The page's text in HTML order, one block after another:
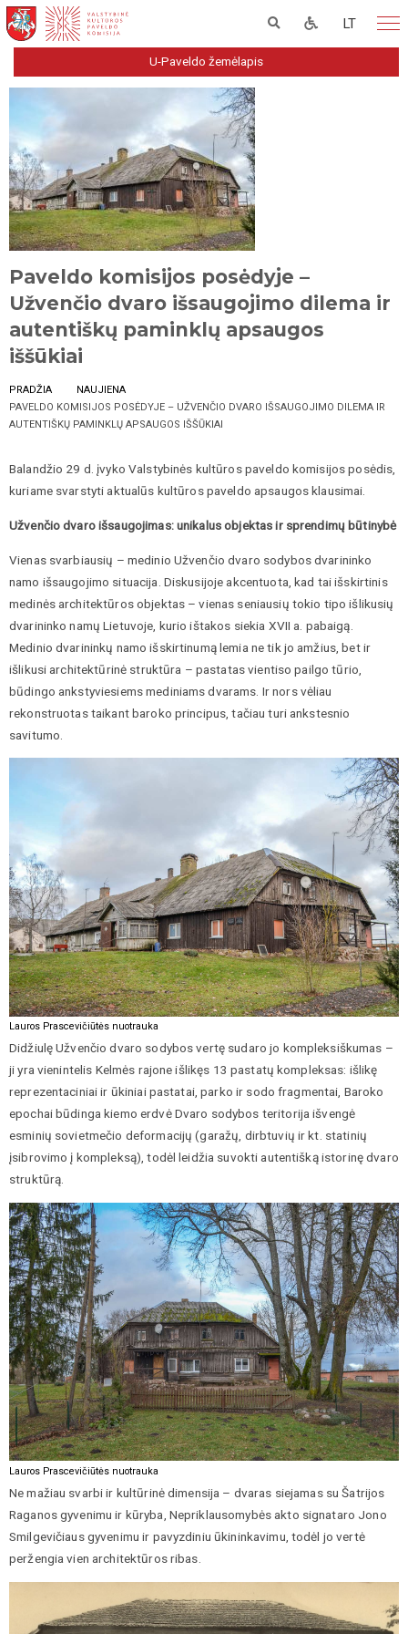
LT
U-Paveldo žemėlapis
Paveldo komisijos posėdyje –
Užvenčio dvaro išsaugojimo dilema ir
autentiškų paminklų apsaugos
iššūkiai
PRADŽIA
NAUJIENA
PAVELDO KOMISIJOS POSĖDYJE – UŽVENČIO DVARO IŠSAUGOJIMO DILEMA IR
AUTENTIŠKŲ PAMINKLŲ APSAUGOS IŠŠŪKIAI
Balandžio 29 d. įvyko Valstybinės kultūros paveldo komisijos posėdis,
kuriame svarstyti aktualūs kultūros paveldo apsaugos klausimai.
Užvenčio dvaro išsaugojimas: unikalus objektas ir sprendimų būtinybė
Vienas svarbiausių – medinio Užvenčio dvaro sodybos dvarininko
namo išsaugojimo situacija. Diskusijoje akcentuota, kad tai išskirtinis
medinės architektūros objektas – vienas seniausių tokio tipo išlikusių
dvarininko namų Lietuvoje, kurio ištakos siekia XVII a. pabaigą.
Medinio dvarininkų namo išskirtinumą lemia ne tik jo amžius, bet ir
išlikusi architektūrinė struktūra – pastatas vientiso pailgo tūrio,
būdingo ankstyviesiems mediniams dvarams. Ir nors vėliau
rekonstruotas taikant baroko principus, tačiau turi ankstesnio
savitumo.
Lauros Prascevičiūtės nuotrauka
Didžiulę Užvenčio dvaro sodybos vertę sudaro jo kompleksiškumas –
ji yra vienintelis Kelmės rajone išlikęs 13 pastatų kompleksas: išlikę
reprezentaciniai ir ūkiniai pastatai, parko ir sodo fragmentai, Baroko
epochai būdinga kiemo erdvė Dvaro sodybos teritorija išvengė
esminių sovietmečio deformacijų (garažų, dirbtuvių ir kt. statinių
įsibrovimo į kompleksą), todėl leidžia suvokti autentišką istorinę dvaro
struktūrą.
Lauros Prascevičiūtės nuotrauka
Ne mažiau svarbi ir kultūrinė dimensija – dvaras siejamas su Šatrijos
Raganos gyvenimu ir kūryba, Nepriklausomybės akto signataro Jono
Smilgevičiaus gyvenimu ir pavyzdiniu ūkininkavimu, todėl jo vertė
peržengia vien architektūros ribas.